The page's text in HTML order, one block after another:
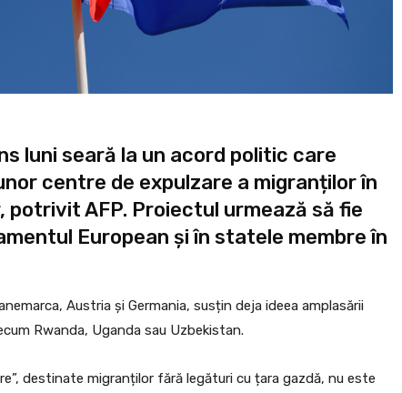
luni seară la un acord politic care
centre de expulzare a migranților în
AFP. Proiectul urmează să fie
European și în statele membre în
Austria și Germania, susțin deja ideea amplasării
Rwanda, Uganda sau Uzbekistan.
destinate migranților fără legături cu țara gazdă, nu este